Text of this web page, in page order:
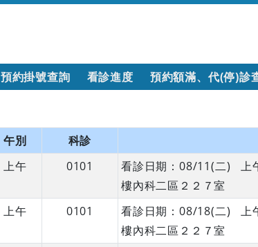
預約掛號查詢 看診進度 預約額滿、代(停)診
午別 科診
上午 0101
看診日期：08/11(二) 上
樓內科二區２２７室
上午 0101
看診日期：08/18(二) 上
樓內科二區２２７室